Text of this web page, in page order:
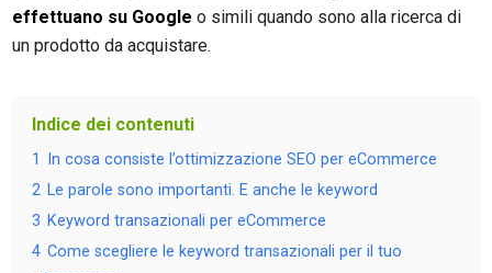
effettuano su Google o simili quando sono alla ricerca di
un prodotto da acquistare.
Indice dei contenuti
1
In cosa consiste l’ottimizzazione SEO per eCommerce
2 Le parole sono importanti. E anche le keyword
3 Keyword transazionali per eCommerce
4 Come scegliere le keyword transazionali per il tuo